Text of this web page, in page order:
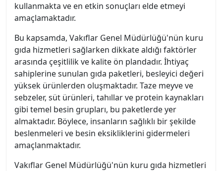
kullanmakta ve en etkin sonuçları elde etmeyi
amaçlamaktadır.
Bu kapsamda, Vakıflar Genel Müdürlüğü'nün kuru
gıda hizmetleri sağlarken dikkate aldığı faktörler
arasında çeşitlilik ve kalite ön plandadır. İhtiyaç
sahiplerine sunulan gıda paketleri, besleyici değeri
yüksek ürünlerden oluşmaktadır. Taze meyve ve
sebzeler, süt ürünleri, tahıllar ve protein kaynakları
gibi temel besin grupları, bu paketlerde yer
almaktadır. Böylece, insanların sağlıklı bir şekilde
beslenmeleri ve besin eksikliklerini gidermeleri
amaçlanmaktadır.
Vakıflar Genel Müdürlüğü'nün kuru gıda hizmetleri